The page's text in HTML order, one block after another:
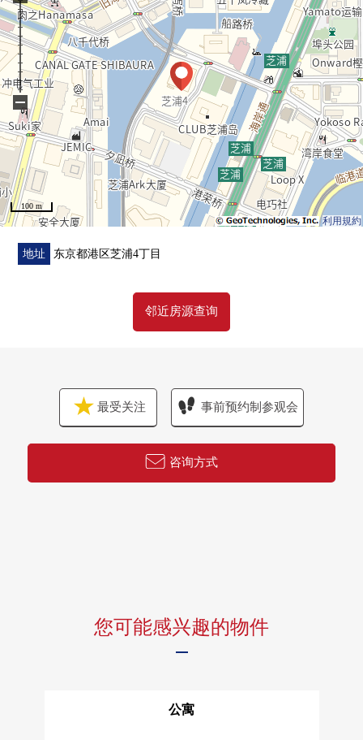
・能使用5线路3车站
・JR山手线、京浜东北线"田町"车站步行8分钟
・都营三田线、浅草线"三田"车站步行10分钟
・百合鸥线"芝浦阜头"车站步行10分钟
▼Mansion的特徴
・被块翻新开发的芝浦Island的
对岸边桥膨胀耸立的地上49阶建超高层Tower公寓
・三井不动产株式会社其他开发并分售×株式会社鹿岛建设
设计、施工
・采用像管子形地在建筑物外围部和中间部分汇集支持住
棟的柱子和梁的双管状结构
・樓板厚度是考虑最大350mm，层高3，发挥250mm的双重
・24小时有人管理，礼宾服务
・可饲养宠物(有特殊规则)
・洗衣店房间，会议室(3楼)
・文化房，贵宾室，Fitness Room，兒童房，派对房(2楼)
利用規約
100 m
−
地址 东京都港区芝浦4丁目
邻近房源查询
最受关注 事前预约制参观会
咨询方式
您可能感兴趣的物件
公寓